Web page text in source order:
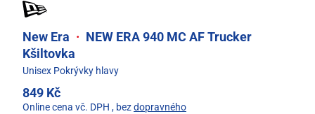
New Era · NEW ERA 940 MC AF Trucker
Kšiltovka
Unisex Pokrývky hlavy
849 Kč
Online cena vč. DPH , bezdopravného